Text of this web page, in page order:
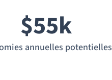
$55k
annuelles potentielles